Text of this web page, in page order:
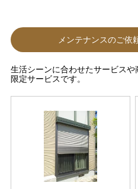
メンテナンスのご依
生活シーンに合わせたサービス
限定サービスです。